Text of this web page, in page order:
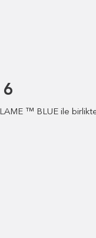
™ BLUE ile